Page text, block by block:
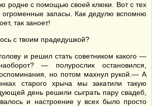
родне с помощью своей клюки. Вот с тех
запасы. Как дедулю вспомню
так заноет!
с твоим прадедушкой?
и решил стать советником какого —
— полурослик остановился,
но потом махнул рукой.— А
старого хрыча мы закатили такую
день решили сыграть пару свадеб,
и настроение у всех было просто